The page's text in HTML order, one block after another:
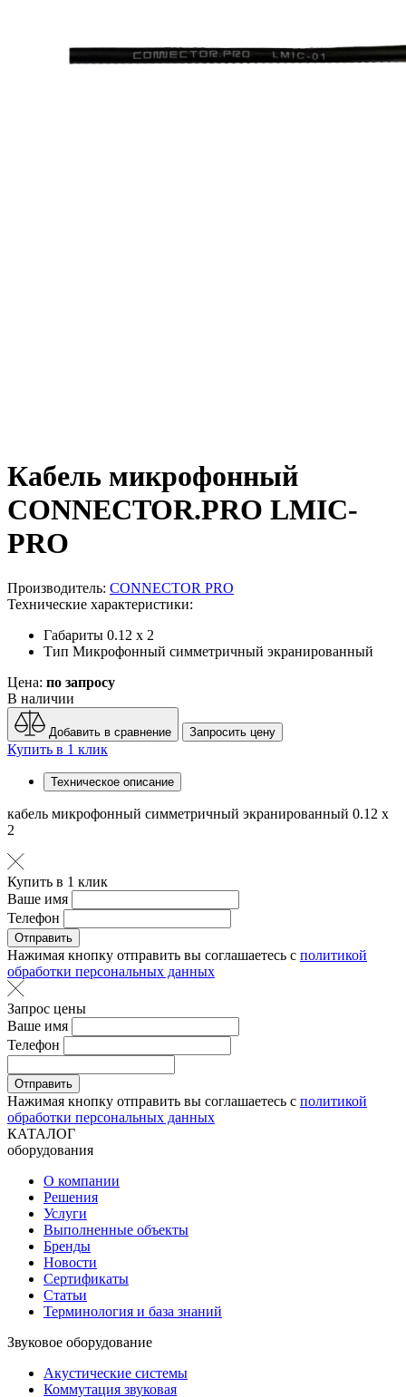
Кабель микрофонный
CONNECTOR.PRO LMIC-
PRO
Производитель: CONNECTOR PRO
Технические характеристики:
Габариты 0.12 x 2
Тип Микрофонный симметричный экранированный
Цена: по запросу
В наличии
Добавить в сравнение Запросить цену
Купить в 1 клик
Техническое описание
кабель микрофонный симметричный экранированный 0.12 x
2
Купить в 1 клик
Ваше имя
Телефон
Отправить
Нажимая кнопку отправить вы соглашаетесь с политикой
обработки персональных данных
Запрос цены
Ваше имя
Телефон
Отправить
Нажимая кнопку отправить вы соглашаетесь с политикой
обработки персональных данных
КАТАЛОГ
оборудования
О компании
Решения
Услуги
Выполненные объекты
Бренды
Новости
Сертификаты
Статьи
Терминология и база знаний
Звуковое оборудование
Акустические системы
Коммутация звуковая